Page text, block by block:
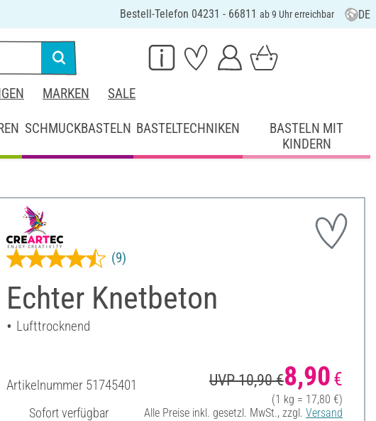
Bestell-Telefon 04231 - 66811 ab 9 Uhr erreichbar DE
MARKEN SALE
SCHMUCKBASTELN BASTELTECHNIKEN
BASTELN MIT
KINDERN
Echter Knetbeton
(9)
Lufttrocknend
Artikelnummer 51745401
Sofort verfügbar
UVP 10,90 €8,90 €
(1 kg = 17,80 €)
Alle Preise inkl. gesetzl. MwSt., zzgl. Versand